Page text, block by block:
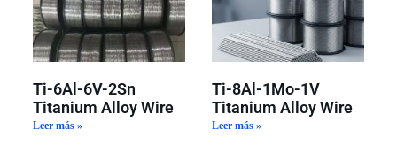
Ti-6Al-6V-2Sn
Titanium Alloy Wire
Leer más »
Ti-8Al-1Mo-1V
Titanium Alloy Wire
Leer más »